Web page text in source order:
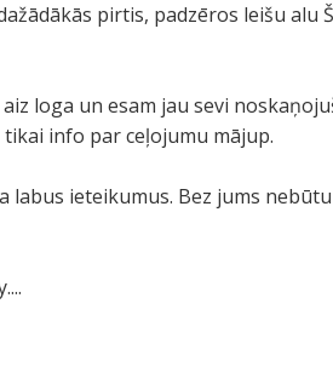
pirtis, padzēros leišu alu
loga un esam jau sevi
info par ceļojumu mājup.
labus ieteikumus. Bez jums